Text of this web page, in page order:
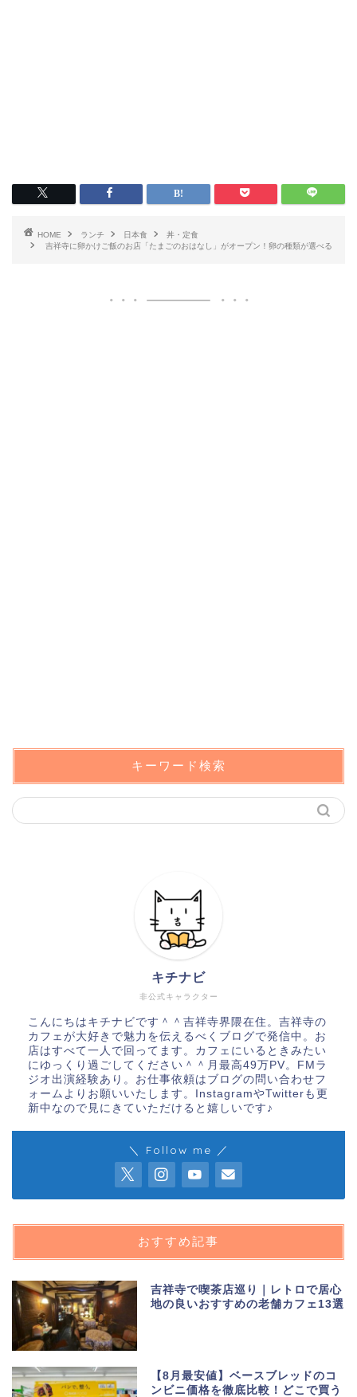
HOME ランチ 日本食
丼・定食
吉祥寺に卵かけご飯のお店「たまごのおはなし」がオープン！卵の種類が選べる
キーワード検索
非公式キャラクター
キチナビ
こんにちはキチナビです＾＾吉祥寺界隈在住。吉祥寺の
カフェが大好きで魅力を伝えるべくブログで発信中。お
店はすべて一人で回ってます。カフェにいるときみたい
にゆっくり過ごしてください＾＾月最高49万PV。FMラ
ジオ出演経験あり。お仕事依頼はブログの問い合わせフ
ォームよりお願いいたします。InstagramやTwitterも更
新中なので見にきていただけると嬉しいです♪
＼ Follow me ／
おすすめ記事
吉祥寺で喫茶店巡り｜レトロで居心
地の良いおすすめの老舗カフェ13選
【8月最安値】ベースブレッドのコ
ンビニ価格を徹底比較！どこで買う